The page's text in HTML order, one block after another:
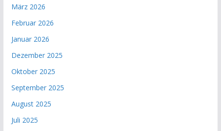
März 2026
Februar 2026
Januar 2026
Dezember 2025
Oktober 2025
September 2025
August 2025
Juli 2025